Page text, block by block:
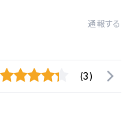
通報する
(3)